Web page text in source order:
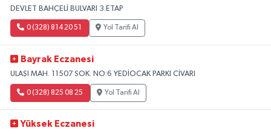
DEVLET BAHÇELİ BULVARI 3.ETAP
0 (328) 814 20 51 Yol Tarifi Al
Bayrak Eczanesi
ULAŞI MAH. 11507 SOK. NO:6 YEDİOCAK PARKI CİVARI
0 (328) 825 08 25 Yol Tarifi Al
Yüksek Eczanesi